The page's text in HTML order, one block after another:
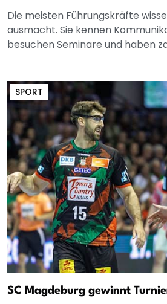
Die meisten Führungskräfte
ausmacht. Sie kennen
besuchen Seminare und haben
SPORT
SC Magdeburg gewinnt